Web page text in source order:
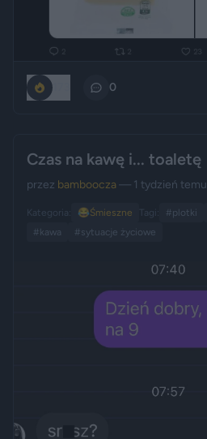
0
Czas na kawę i... toaletę
przez bamboocza — 1 tydzień temu
Kategoria: 😂Śmieszne Tagi: #plotki
#kawa
#sytuacje życiowe